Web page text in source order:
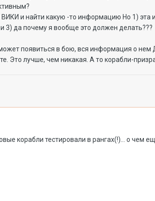
ВИКИ и найти какую -то информацию Но 1)
3) да почему я вообще это должен делать???
появиться в бою, вся информация о
Это лучше, чем никакая. А то корабли-
корабли тестировали в рангах(!)... о чем